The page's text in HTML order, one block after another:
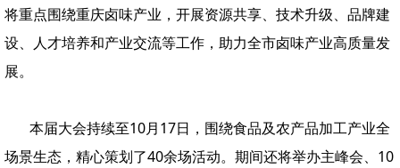
将重点围绕重庆卤味产业，开展资源共享、技术升级、品牌建
设、人才培养和产业交流等工作，助力全市卤味产业高质量发
展。
本届大会持续至10月17日，围绕食品及农产品加工产业全
场景生态，精心策划了40余场活动。期间还将举办主峰会、10